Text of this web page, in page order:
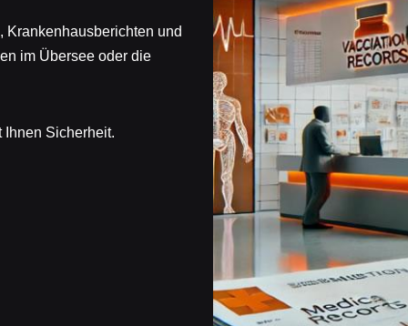
Krankenhausberichten und
im Übersee oder die
Sicherheit.